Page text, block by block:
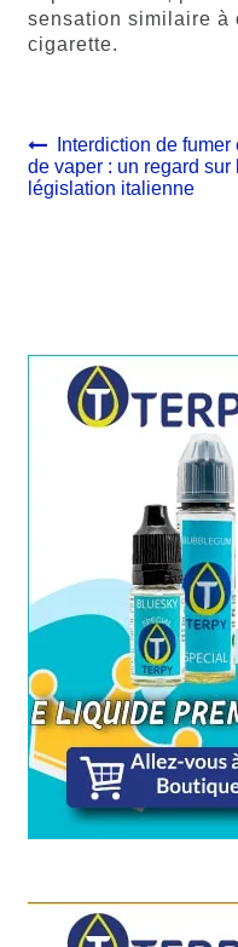
sensation similaire à
cigarette.
Navigation
de
l’article
Article
précédent :
Interdiction de fumer
de vaper : un regard sur
législation italienne